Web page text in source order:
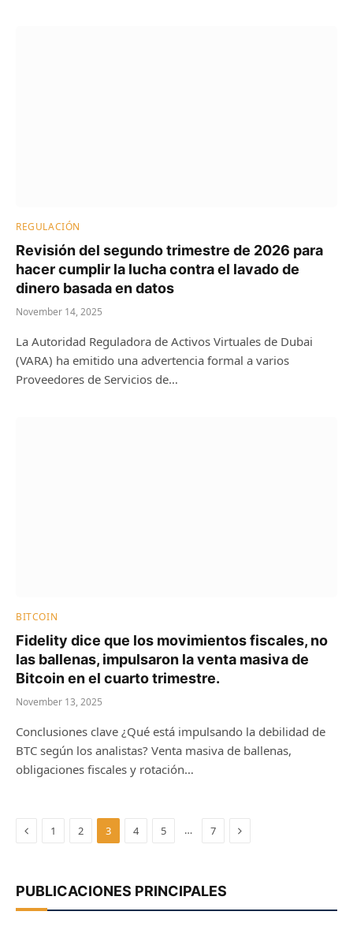
REGULACIÓN
Revisión del segundo trimestre de 2026 para
hacer cumplir la lucha contra el lavado de
dinero basada en datos
November 14, 2025
La Autoridad Reguladora de Activos Virtuales de Dubai
(VARA) ha emitido una advertencia formal a varios
Proveedores de Servicios de…
BITCOIN
Fidelity dice que los movimientos fiscales, no
las ballenas, impulsaron la venta masiva de
Bitcoin en el cuarto trimestre.
November 13, 2025
Conclusiones clave ¿Qué está impulsando la debilidad de
BTC según los analistas? Venta masiva de ballenas,
obligaciones fiscales y rotación…
Previous
1 2 3 4 5 … 7 Next
PUBLICACIONES PRINCIPALES